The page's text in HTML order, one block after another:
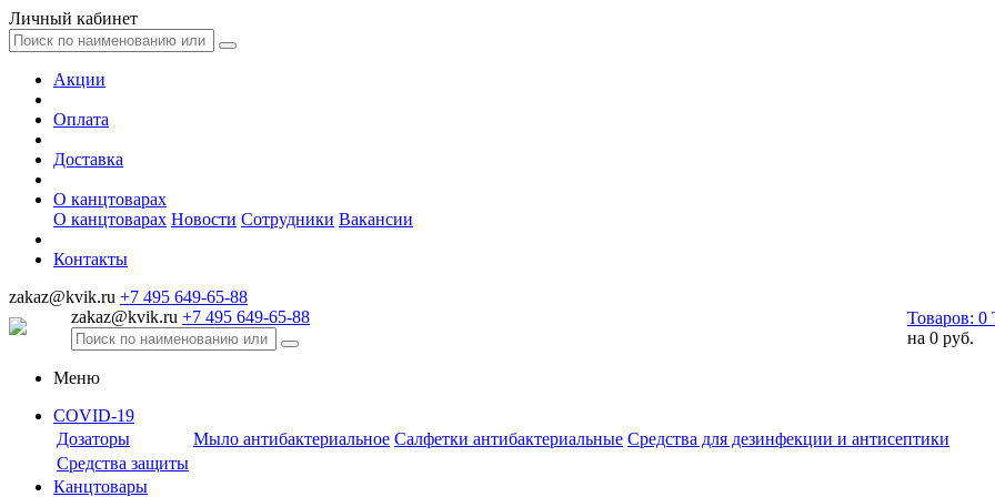
Личный кабинет
Акции
Оплата
Доставка
О канцтоварах
О канцтоварах Новости Сотрудники Вакансии
Контакты
zakaz@kvik.ru +7 495 649-65-88
zakaz@kvik.ru +7 495 649-65-88 Товаров: 0
на 0 руб.
Меню
COVID-19
Дозаторы
Мыло антибактериальное Салфетки антибактериальные Средства для дезинфекции и антисептики
Средства защиты
Канцтовары